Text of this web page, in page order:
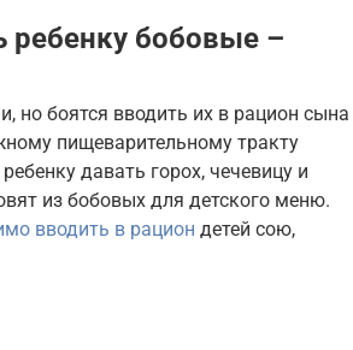
ребенку бобовые –
но боятся вводить их в рацион сына
пищеварительному тракту
давать горох, чечевицу и
из бобовых для детского меню.
вводить в рацион детей сою,